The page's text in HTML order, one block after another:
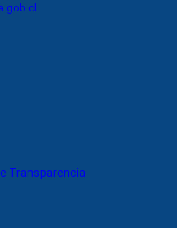
Transparencia